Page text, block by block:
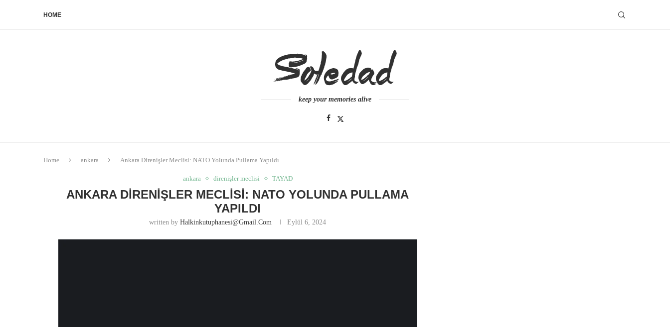
HOME
keep your memories alive
Home ankara Ankara Direnişler Meclisi: NATO Yolunda Pullama Yapıldı
ankara direnişler meclisi TAYAD
ANKARA DIRENIŞLER MECLISI: NATO YOLUNDA PULLAMA
YAPILDI
written byHalkinkutuphanesi@gmail.com Eylül 6, 2024